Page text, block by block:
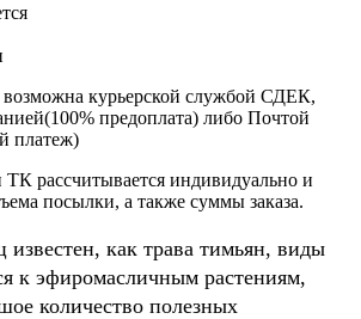
возможна курьерской службой СДЕК,
предоплата) либо Почтой
платеж)
ТК рассчитывается индивидуально и
посылки, а также суммы заказа.
известен, как трава тимьян, виды
к эфиромасличным растениям,
количество полезных